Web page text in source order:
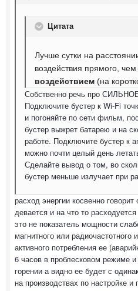
Цитата
Лучше сутки на
воздействия прямого,
воздействием (на
Собственно речь про
Подключите бустер к Wi-Fi
и погоняйте по сети фильм,
бустер выжрет батарею и на
работе. Подключите бустер к
можно почти целый день
Сделайте вывод о том, во
бустер меньше излучает при
расход энергии косвенно
девается и на что то расходуется
это не показатель мощности
магнитного или радиочастотного
активного потребления ее
6 часов в проблесковом режиме
горении а видно ее будет с
на производствах по настройке